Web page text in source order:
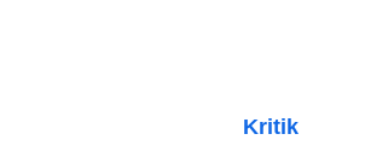
Kritik